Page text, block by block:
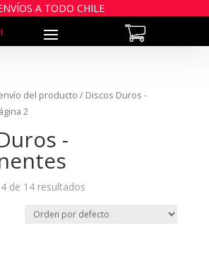
A TODO CHILE
del producto / Discos Duros -
2
-
de 14 resultados